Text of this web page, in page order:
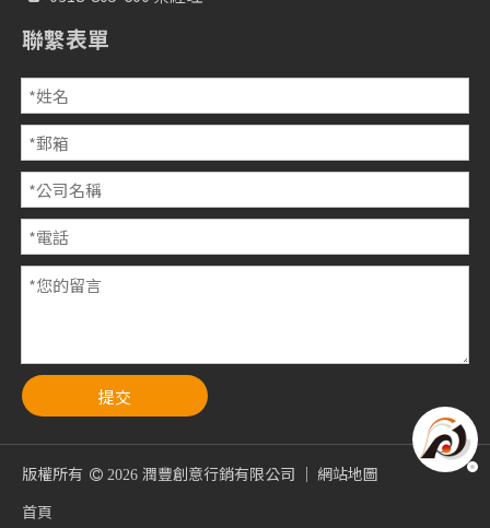
聯繫表單
提交
版權所有  2026 潤豐創意行銷有限公司 ｜ 網站地圖
首頁